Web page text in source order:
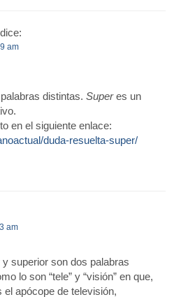
dice:
am
distintas.Superes un
en el siguiente enlace:
duda-resuelta-super/
am
superior son dos palabras
lo son “tele” y “visión” en que,
el apócope de televisión,